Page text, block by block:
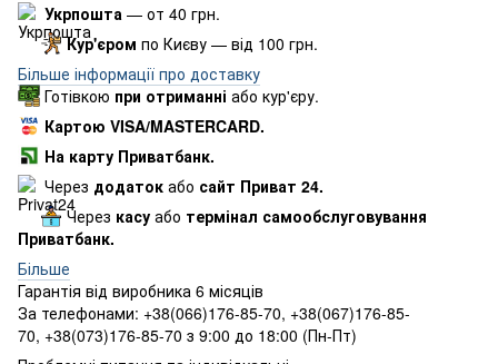
Укрпошта — от 40 грн.
Кур'єром по Києву — від 100 грн.
Більше інформації про доставку
Готівкою при отриманні або кур'єру.
Картою VISA/MASTERCARD.
На карту Приватбанк.
Через додаток або сайт Приват 24.
Через касу або термінал самообслуговування
Приватбанк.
Більше
Гарантія від виробника 6 місяців
За телефонами: +38(066)176-85-70, +38(067)176-85-
70, +38(073)176-85-70 з 9:00 до 18:00 (Пн-Пт)